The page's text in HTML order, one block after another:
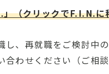
（クリックでF.I.N.に
し、再就職をご検討中
わせください（ご相談